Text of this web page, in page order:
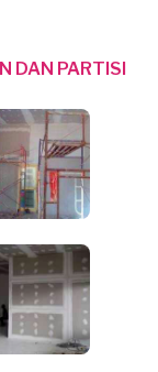
DAN PARTISI